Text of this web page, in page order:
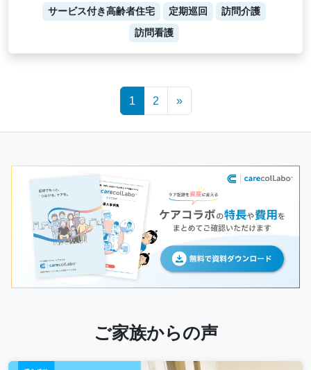
サービス付き高齢者住宅 定期巡回
訪問介護
訪問看護
1 2 »
ご家族からの声